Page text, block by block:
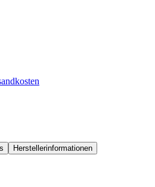
Herstellerinformationen